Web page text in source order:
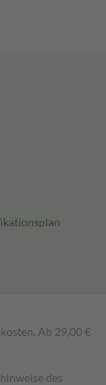
Ab 29,00 €
des